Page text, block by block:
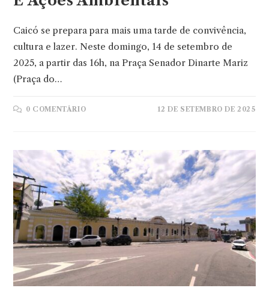
Caicó se prepara para mais uma tarde de convivência,
cultura e lazer. Neste domingo, 14 de setembro de
2025, a partir das 16h, na Praça Senador Dinarte Mariz
(Praça do…
0 COMENTÁRIO 12 DE SETEMBRO DE 2025